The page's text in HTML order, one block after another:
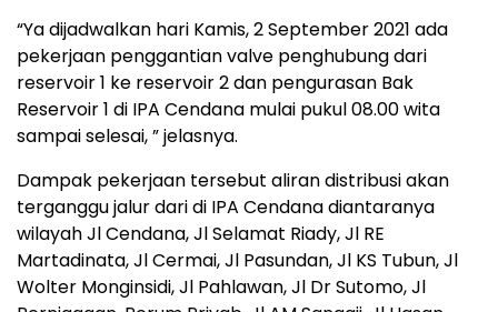
“Ya dijadwalkan hari Kamis, 2 September 2021 ada
pekerjaan penggantian valve penghubung dari
reservoir 1 ke reservoir 2 dan pengurasan Bak
Reservoir 1 di IPA Cendana mulai pukul 08.00 wita
sampai selesai, ” jelasnya.
Dampak pekerjaan tersebut aliran distribusi akan
terganggu jalur dari di IPA Cendana diantaranya
wilayah Jl Cendana, Jl Selamat Riady, Jl RE
Martadinata, Jl Cermai, Jl Pasundan, Jl KS Tubun, Jl
Wolter Monginsidi, Jl Pahlawan, Jl Dr Sutomo, Jl